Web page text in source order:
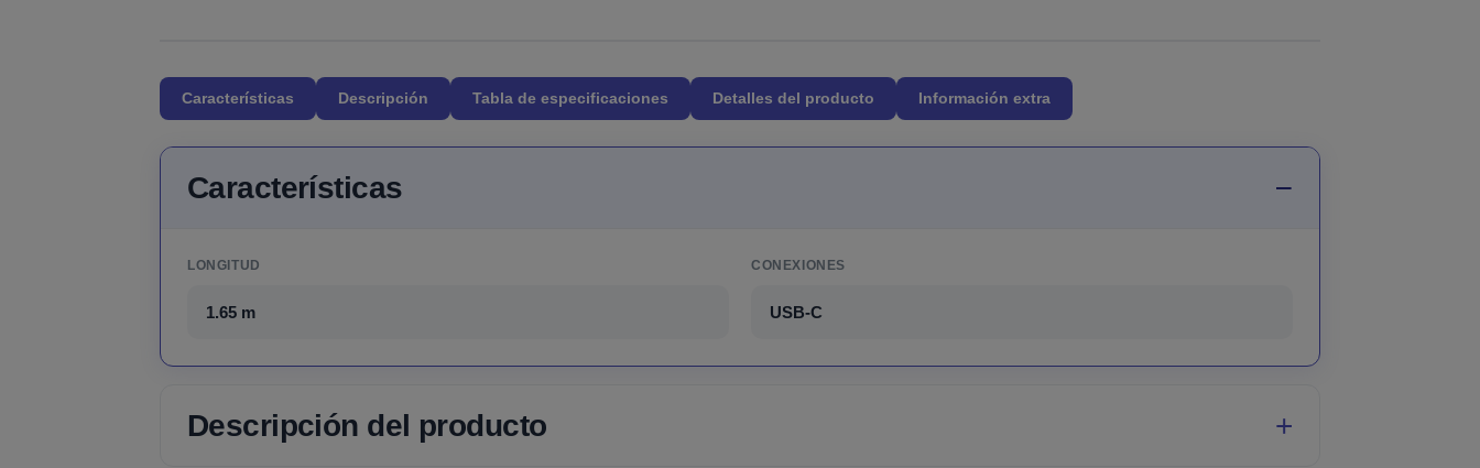
Características Descripción Tabla de especificaciones Detalles del producto Información extra
Características
LONGITUD
1.65 m
CONEXIONES
USB-C
Descripción del producto